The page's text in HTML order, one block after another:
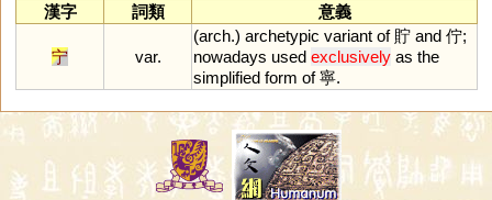
漢字
詞類 意義
宁 var.
(arch.) archetypic variant of貯 and 佇;
nowadays used exclusively as the
simplified form of寧.